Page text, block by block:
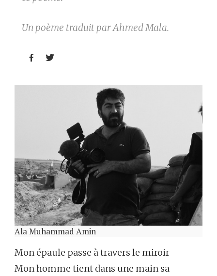
Un poème traduit par Ahmed Mala.
 
Ala Muhammad Amin
Mon épaule passe à travers le miroir
Mon homme tient dans une main sa